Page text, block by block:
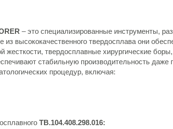
– это специализированные инструменты,
из высококачественного твердосплава они
жесткости, твердосплавные хирургические
стабильную производительность даже
процедур, включая:
TB.104.408.298.016: